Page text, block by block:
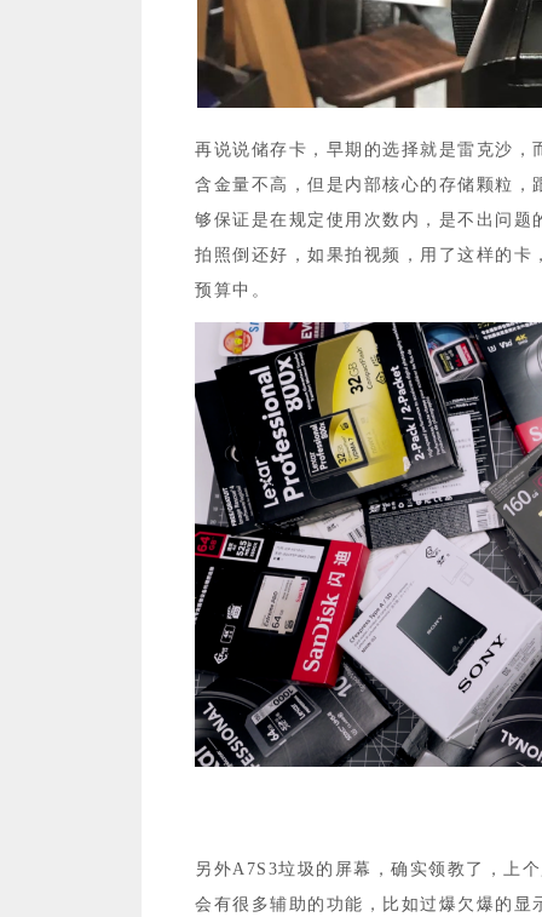
再说说储存卡，早期的选择就是雷克沙
含金量不高，但是内部核心的存储颗粒
够保证是在规定使用次数内，是不出问
拍照倒还好，如果拍视频，用了这样的卡
预算中。
另外A7S3垃圾的屏幕，确实领教了，上
会有很多辅助的功能，比如过爆欠爆的